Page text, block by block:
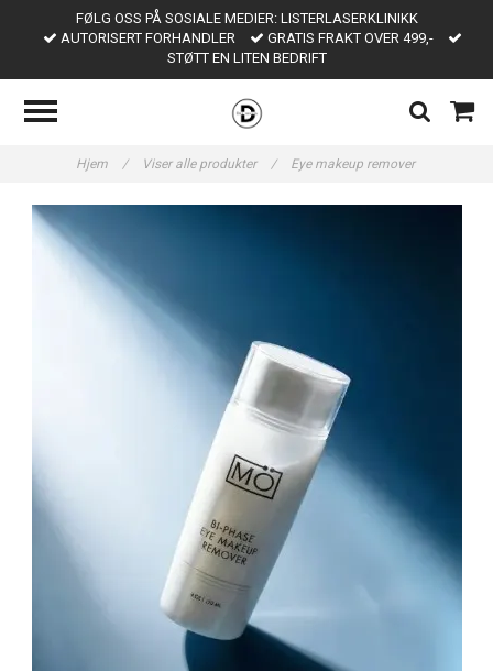
FØLG OSS PÅ SOSIALE MEDIER: LISTERLASERKLINIKK
AUTORISERT FORHANDLER
GRATIS FRAKT OVER 499,-
STØTT EN LITEN BEDRIFT
Hjem / Viser alle produkter / Eye makeup remover